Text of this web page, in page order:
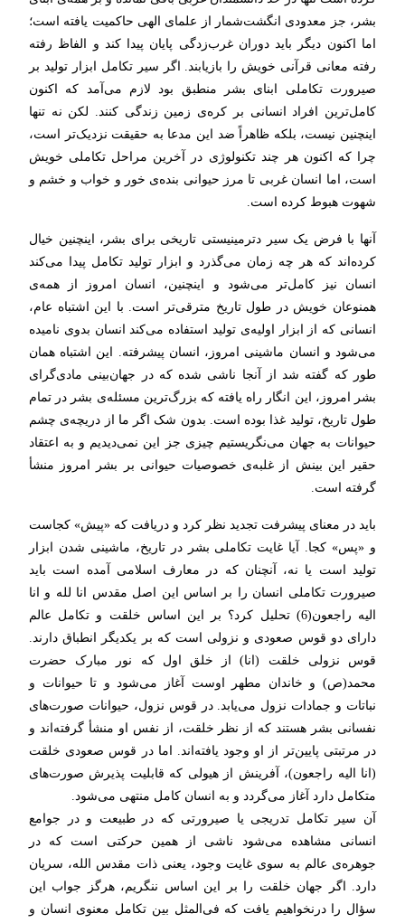
بشر، جز معدودی انگشت‌شمار از علمای الهی حاکمیت یافته است؛
اما اکنون دیگر باید دوران غرب‌زدگی پایان پیدا کند و الفاظ رفته
رفته معانی قرآنی خویش را بازیابند. اگر سیر تکامل ابزار تولید بر
صیرورت تکاملی ابنای بشر منطبق بود لازم می‌آمد که اکنون
کامل‌ترین افراد انسانی بر کره‌ی زمین زندگی کنند. لکن نه تنها
اینچنین نیست، بلکه ظاهراً ضد این مدعا به حقیقت نزدیک‌تر است،
چرا که اکنون هر چند تکنولوژی در آخرین مراحل تکاملی خویش
است، اما انسان غربی تا مرز حیوانی بنده‌ی خور و خواب و خشم و
شهوت هبوط کرده است.
آنها با فرض یک سیر دترمینیستی تاریخی برای بشر، اینچنین خیال
کرده‌اند که هر چه زمان می‌گذرد و ابزار تولید تکامل پیدا می‌کند
انسان نیز کامل‌تر می‌شود و اینچنین، انسان امروز از همه‌ی
همنوعان خویش در طول تاریخ مترقی‌تر است. با این اشتباه عام،
انسانی که از ابزار اولیه‌ی تولید استفاده می‌کند انسان بدوی نامیده
می‌شود و انسان ماشینی امروز، انسان پیشرفته. این اشتباه همان
طور که گفته شد از آنجا ناشی شده که در جهان‌بینی مادی‌گرای
بشر امروز، این انگار راه یافته که بزرگ‌ترین مسئله‌ی بشر در تمام
طول تاریخ، تولید غذا بوده است. بدون شک اگر ما از دریچه‌ی چشم
حیوانات به جهان می‌نگریستیم چیزی جز این نمی‌دیدیم و به اعتقاد
حقیر این بینش از غلبه‌ی خصوصیات حیوانی بر بشر امروز منشأ
گرفته است.
باید در معنای پیشرفت تجدید نظر کرد و دریافت که «پیش» کجاست
و «پس» کجا. آیا غایت تکاملی بشر در تاریخ، ماشینی شدن ابزار
تولید است یا نه، آنچنان که در معارف اسلامی آمده است باید
صیرورت تکاملی انسان را بر اساس این اصل مقدس انا لله و انا
الیه راجعون(6) تحلیل کرد؟ بر این اساس خلقت و تکامل عالم
دارای دو قوس صعودی و نزولی است که بر یکدیگر انطباق دارند.
قوس نزولی خلقت (انا) از خلق اول که نور مبارک حضرت
محمد(ص) و خاندان مطهر اوست آغاز می‌شود و تا حیوانات و
نباتات و جمادات نزول می‌یابد. در قوس نزول، حیوانات صورت‌های
نفسانی بشر هستند که از نظر خلقت، از نفس او منشأ گرفته‌اند و
در مرتبتی پایین‌تر از او وجود یافته‌اند. اما در قوس صعودی خلقت
(انا الیه راجعون)، آفرینش از هیولی که قابلیت پذیرش صورت‌های
متکامل دارد آغاز می‌گردد و به انسان کامل منتهی می‌شود.
آن سیر تکامل تدریجی یا صیرورتی که در طبیعت و در جوامع
انسانی مشاهده می‌شود ناشی از همین حرکتی است که در
جوهره‌ی عالم به سوی غایت وجود، یعنی ذات مقدس الله، سریان
دارد. اگر جهان خلقت را بر این اساس ننگریم، هرگز جواب این
سؤال را درنخواهیم یافت که فی‌المثل بین تکامل معنوی انسان و